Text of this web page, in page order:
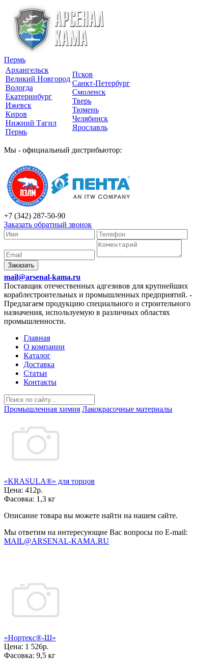
Пермь
Архангельск
Великий Новгород
Вологда
Екатеринбург
Ижевск
Киров
Нижний Тагил
Пермь
Псков
Санкт-Петербург
Смоленск
Тверь
Тюмень
Челябинск
Ярославль
Мы - официальный дистрибьютор:
+7 (342) 287-50-90
Заказать обратный звонок
Заказать
mail@arsenal-kama.ru
Поставщик отечественных адгезивов для крупнейших
кораблестроительных и промышленных предприятий. -
Предлагаем продукцию специального и строительного
назначения, используемую в различных областях
промышленности.
Главная
О компании
Каталог
Доставка
Статьи
Контакты
Промышленная химия Лакокрасочные материалы
«KRASULA®» для торцов
Цена: 412р.
Фасовка: 1,3 кг
Описание товара вы можете найти на нашем сайте.
Мы ответим на интересующие Вас вопросы по E-mail:
MAIL@ARSENAL-KAMA.RU
«Нортекс®-Ш»
Цена: 1 526р.
Фасовка: 9,5 кг